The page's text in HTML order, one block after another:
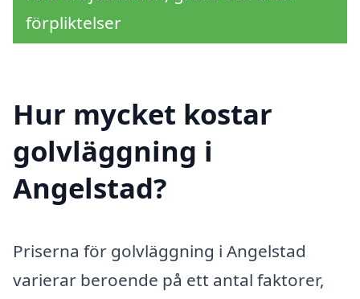
förpliktelser
Hur mycket kostar
golvläggning i
Angelstad?
Priserna för golvläggning i Angelstad
varierar beroende på ett antal faktorer,